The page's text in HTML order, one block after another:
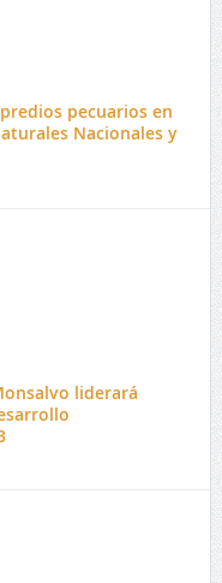
pecuarios en
Nacionales y
liderará